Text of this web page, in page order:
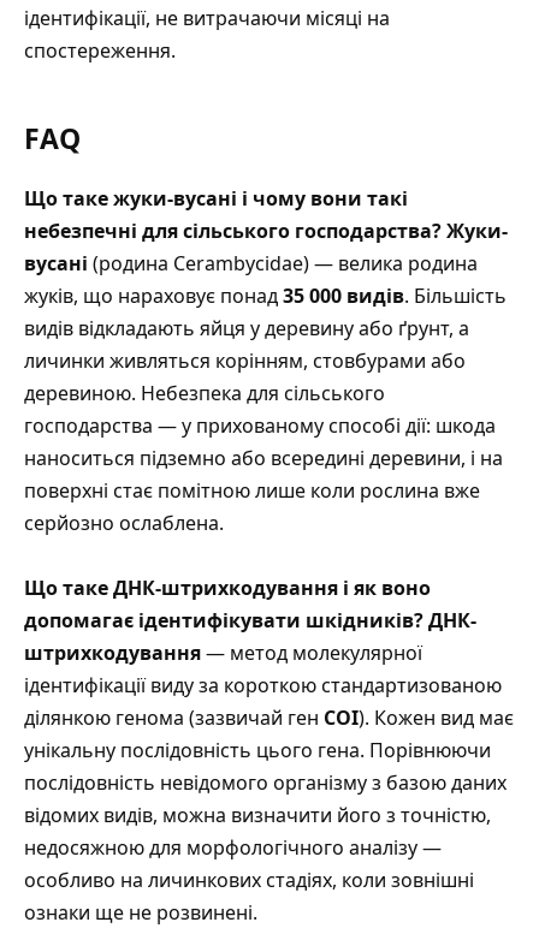
ідентифікації, не витрачаючи місяці на
спостереження.
FAQ
Що таке жуки-вусані і чому вони такі
небезпечні для сільського господарства?Жуки-
вусані (родина Cerambycidae) — велика родина
жуків, що нараховує понад35 000 видів. Більшість
видів відкладають яйця у деревину або ґрунт, а
личинки живляться корінням, стовбурами або
деревиною. Небезпека для сільського
господарства — у прихованому способі дії: шкода
наноситься підземно або всередині деревини, і на
поверхні стає помітною лише коли рослина вже
серйозно ослаблена.
Що таке ДНК-штрихкодування і як воно
допомагає ідентифікувати шкідників?ДНК-
штрихкодування— метод молекулярної
ідентифікації виду за короткою стандартизованою
ділянкою генома (зазвичай ген COI). Кожен вид має
унікальну послідовність цього гена. Порівнюючи
послідовність невідомого організму з базою даних
відомих видів, можна визначити його з точністю,
недосяжною для морфологічного аналізу —
особливо на личинкових стадіях, коли зовнішні
ознаки ще не розвинені.